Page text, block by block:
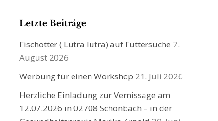
Letzte Beiträge
Fischotter ( Lutra lutra) auf Futtersuche 7.
August 2026
Werbung für einen Workshop 21. Juli 2026
Herzliche Einladung zur Vernissage am
12.07.2026 in 02708 Schönbach – in der